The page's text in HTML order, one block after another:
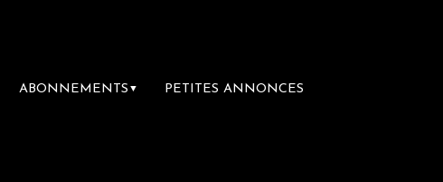
ABONNEMENTS ▼ PETITES ANNONCES